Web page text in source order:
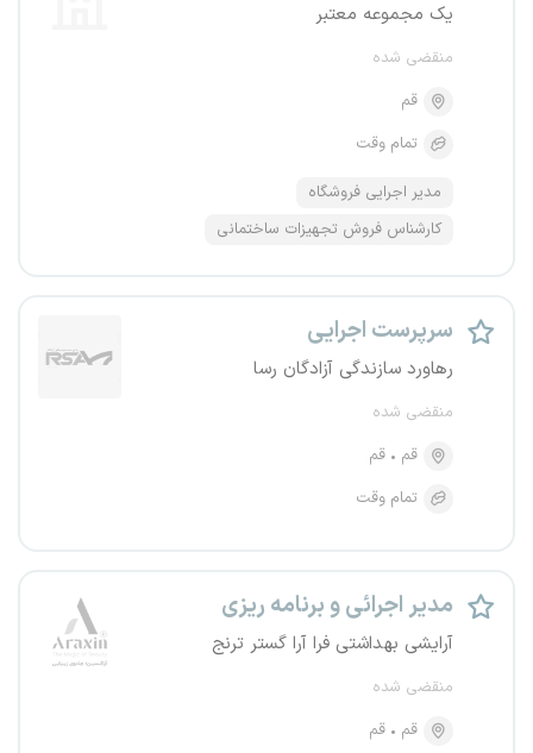
یک مجموعه معتبر
منقضی شده
قم
تمام وقت
مدیر اجرایی فروشگاه
کارشناس فروش تجهیزات ساختمانی
سرپرست اجرایی
رهاورد سازندگی آزادگان رسا
منقضی شده
قم
قم
تمام وقت
مدیر اجرائی و برنامه ریزی
آرایشی بهداشتی فرا آرا گستر ترنج
منقضی شده
قم
قم